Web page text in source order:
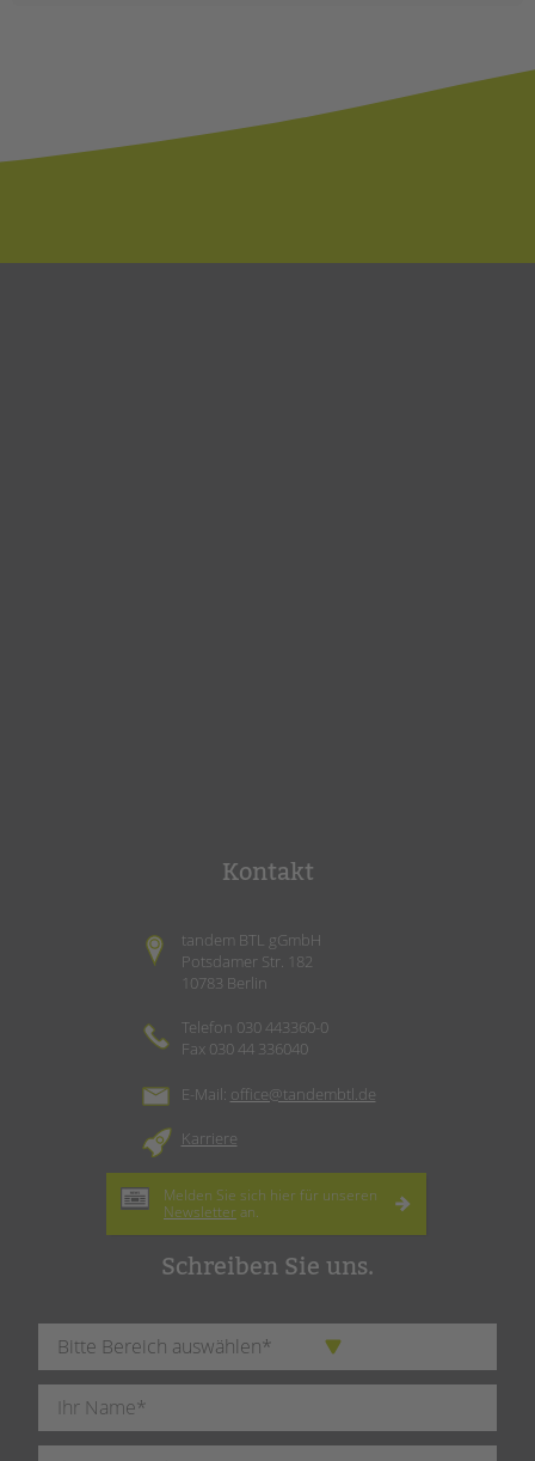
Kontakt
tandem BTL gGmbH
Potsdamer Str. 182
10783 Berlin
Telefon 030 443360-0
Fax 030 44 336040
E-Mail: office@tandembtl.de
Karriere
Melden Sie sich hier für unseren
Newsletter an.
Schreiben Sie uns.